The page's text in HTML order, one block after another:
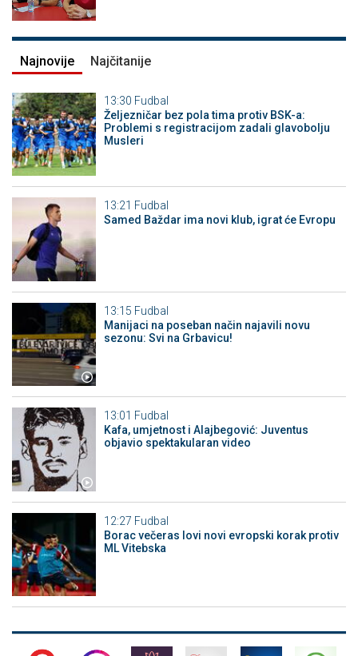
Najnovije Najčitanije
13:30 Fudbal
Željezničar bez pola tima protiv BSK-a:
Problemi s registracijom zadali glavobolju
Musleri
13:21 Fudbal
Samed Baždar ima novi klub, igrat će Evropu
13:15 Fudbal
Manijaci na poseban način najavili novu
sezonu: Svi na Grbavicu!
13:01 Fudbal
Kafa, umjetnost i Alajbegović: Juventus
objavio spektakularan video
12:27 Fudbal
Borac večeras lovi novi evropski korak protiv
ML Vitebska